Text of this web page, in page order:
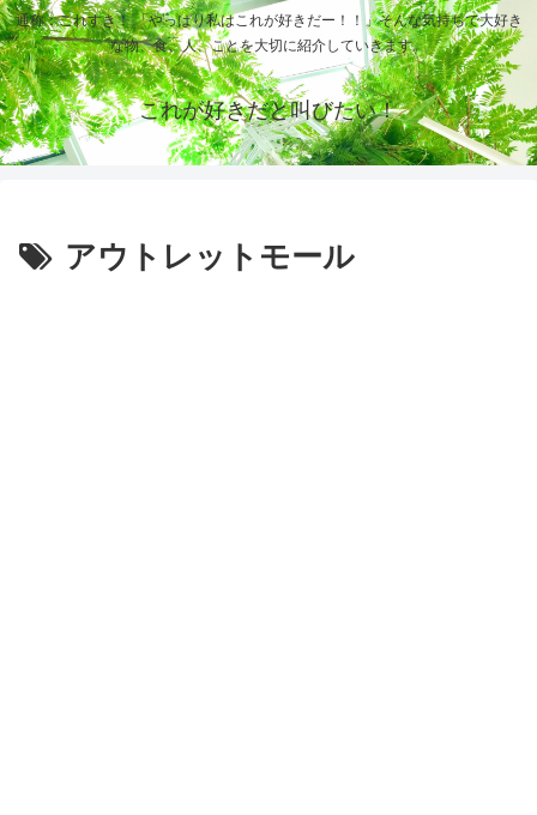
通称：これすき！ 「やっぱり私はこれが好きだー！！」そんな気持ちで大好き
な物、食、人、ことを大切に紹介していきます。
これが好きだと叫びたい！
アウトレットモール